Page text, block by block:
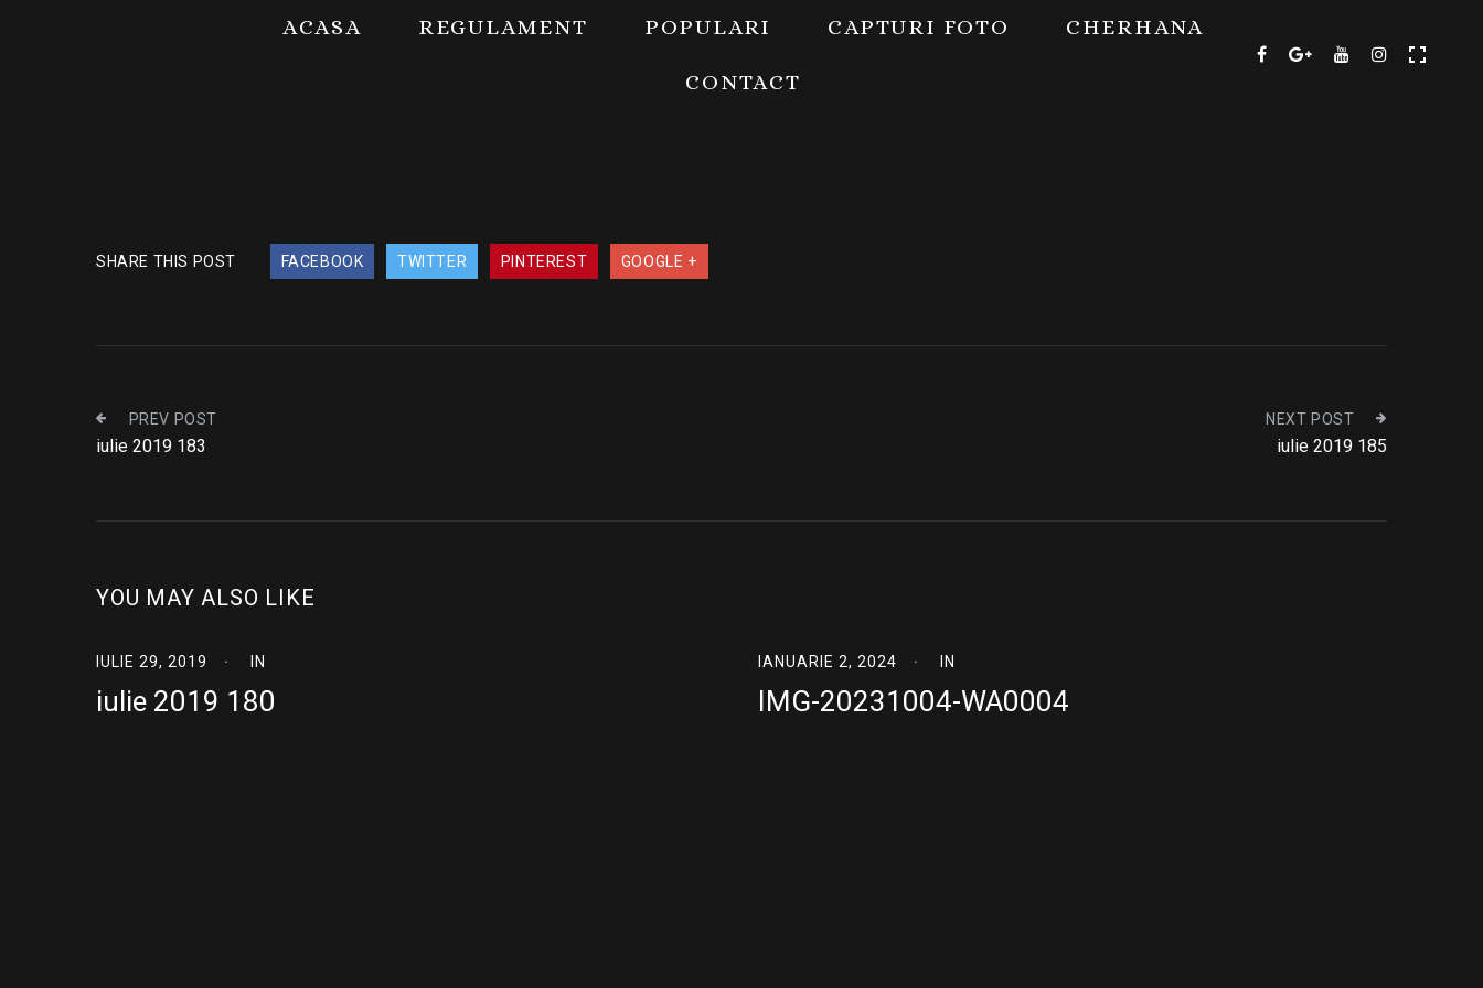
ACASA REGULAMENT POPULARI CAPTURI FOTO CHERHANA
CONTACT
SHARE THIS POST FACEBOOK TWITTER PINTEREST GOOGLE +
PREV POST
iulie 2019 183
NEXT POST
iulie 2019 185
YOU MAY ALSO LIKE
IULIE 29, 2019 IN
iulie 2019 180
IANUARIE 2, 2024 IN
IMG-20231004-WA0004